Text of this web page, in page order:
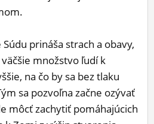
prináša strach a obavy,
množstvo ľudí k
na čo by sa bez tlaku
sa pozvoľna začne ozývať
môcť zachytiť pomáhajúcich